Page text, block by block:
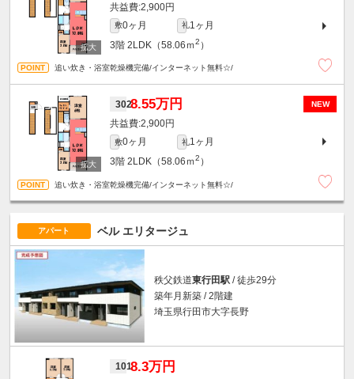
2,900円
敷0ヶ月 礼1ヶ月
3階 2LDK（58.06ｍ2 ）
追い炊き・浴室乾燥機完備/インターネット無料☆/
NEW
3028.55万円
2,900円
敷0ヶ月 礼1ヶ月
3階 2LDK（58.06ｍ2 ）
追い炊き・浴室乾燥機完備/インターネット無料☆/
アパート ベル エリタージュ
秩父鉄道東行田駅 / 徒歩29分
築年月新築 / 2階建
埼玉県行田市大字長野
1018.3万円